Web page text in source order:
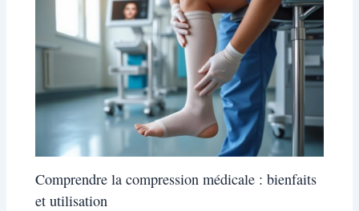
Comprendre la compression médicale : bienfaits
et utilisation